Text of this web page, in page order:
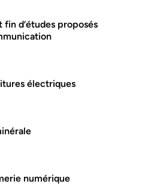
d’études proposés
électriques
numérique